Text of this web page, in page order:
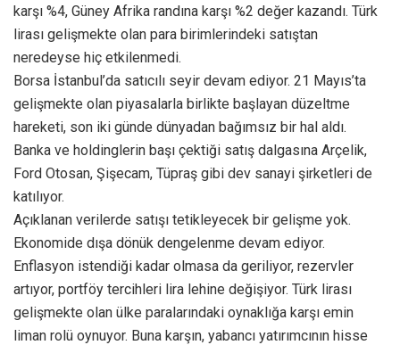
karşı %4, Güney Afrika randına karşı %2 değer kazandı. Türk
lirası gelişmekte olan para birimlerindeki satıştan
neredeyse hiç etkilenmedi.
Borsa İstanbul’da satıcılı seyir devam ediyor. 21 Mayıs’ta
gelişmekte olan piyasalarla birlikte başlayan düzeltme
hareketi, son iki günde dünyadan bağımsız bir hal aldı.
Banka ve holdinglerin başı çektiği satış dalgasına Arçelik,
Ford Otosan, Şişecam, Tüpraş gibi dev sanayi şirketleri de
katılıyor.
Açıklanan verilerde satışı tetikleyecek bir gelişme yok.
Ekonomide dışa dönük dengelenme devam ediyor.
Enflasyon istendiği kadar olmasa da geriliyor, rezervler
artıyor, portföy tercihleri lira lehine değişiyor. Türk lirası
gelişmekte olan ülke paralarındaki oynaklığa karşı emin
liman rolü oynuyor. Buna karşın, yabancı yatırımcının hisse